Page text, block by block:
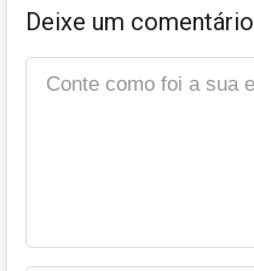
Deixe um comentário